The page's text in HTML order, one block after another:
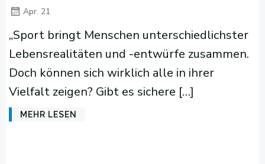
Apr. 21
„Sport bringt Menschen unterschiedlichster
Lebensrealitäten und -entwürfe zusammen.
Doch können sich wirklich alle in ihrer
Vielfalt zeigen? Gibt es sichere […]
MEHR LESEN